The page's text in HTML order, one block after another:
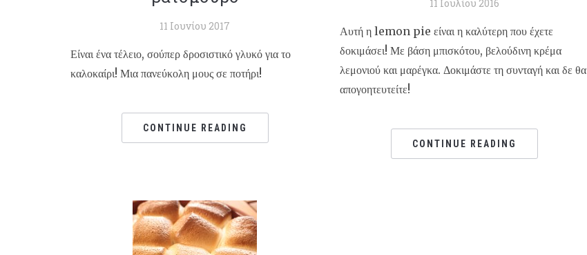
11 Ιουνίου 2017
Είναι ένα τέλειο, σούπερ δροσιστικό γλυκό για το
καλοκαίρι! Μια πανεύκολη μους σε ποτήρι!
CONTINUE READING
11 Ιουλίου 2016
Αυτή η lemon pie είναι η καλύτερη που έχετε
δοκιμάσει! Με βάση μπισκότου, βελούδινη κρέμα
λεμονιού και μαρέγκα. Δοκιμάστε τη συνταγή και δε θα
απογοητευτείτε!
CONTINUE READING